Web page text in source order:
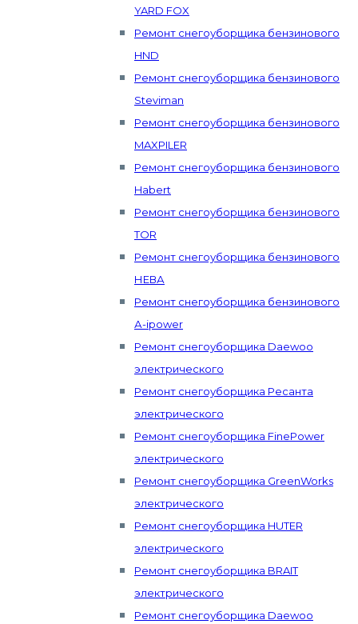
YARD FOX
Ремонт снегоуборщика бензинового
HND
Ремонт снегоуборщика бензинового
Steviman
Ремонт снегоуборщика бензинового
MAXPILER
Ремонт снегоуборщика бензинового
Habert
Ремонт снегоуборщика бензинового
TOR
Ремонт снегоуборщика бензинового
НЕВА
Ремонт снегоуборщика бензинового
А-ipower
Ремонт снегоуборщика Daewoo
электрического
Ремонт снегоуборщика Ресанта
электрического
Ремонт снегоуборщика FinePower
электрического
Ремонт снегоуборщика GreenWorks
электрического
Ремонт снегоуборщика HUTER
электрического
Ремонт снегоуборщика BRAIT
электрического
Ремонт снегоуборщика Daewoo